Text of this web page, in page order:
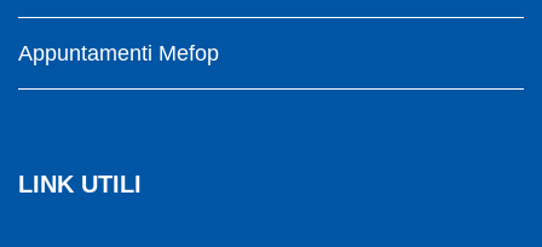
Appuntamenti Mefop
LINK UTILI